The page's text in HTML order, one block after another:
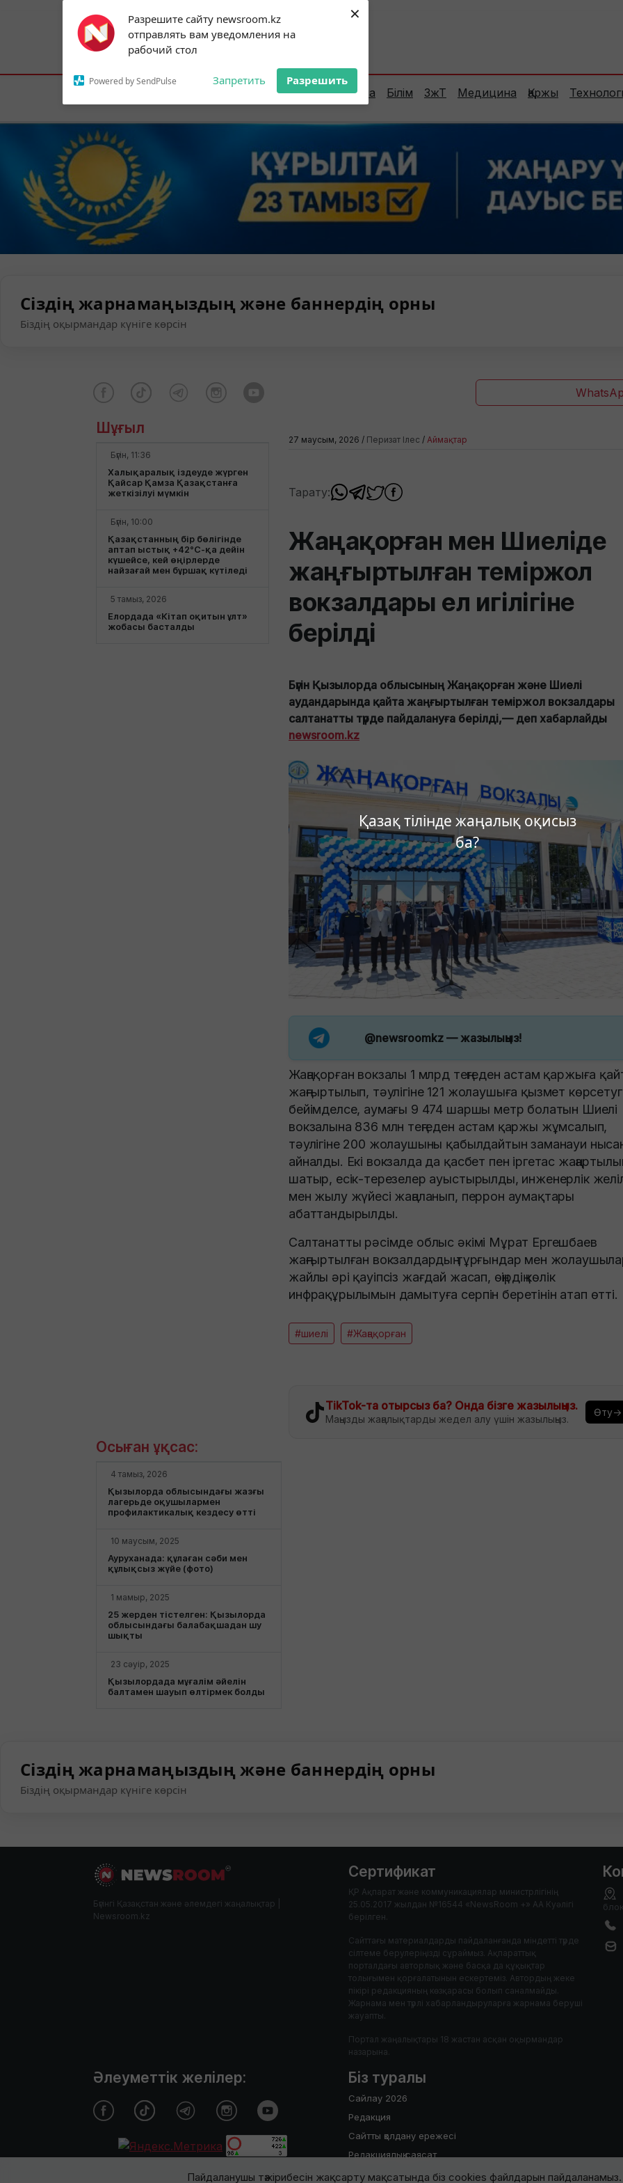
Разрешите сайту newsroom.kz
отправлять вам уведомления на
рабочий стол
Powered by SendPulse Запретить Разрешить
×
Қазақ тілінде жаңалық оқисыз
ба?
Subscribe to our
notifications!
To enable permission prompts, click on
the notification icon
Пайдаланушы тәжірибесін жақсарту мақсатында біз cookies файлдарын пайдаланамыз.
Астана:26°C Алматы:30°C Шымкент:
Елорда Сараптама Білім ЗжТ Медицина Қаржы
Сіздің жарнамаңыздың және баннердің орны
Біздің оқырмандар күніге көрсін
Шұғыл
Бүгін, 11:36
Халықаралық іздеуде жүрген
Қайсар Қамза Қазақстанға
жеткізілуі мүмкін
Бүгін, 10:00
Қазақстанның бір бөлігінде
аптап ыстық +42°С-қа дейін
күшейсе, кей өңірлерде
найзағай мен бұршақ күтіледі
5 тамыз, 2026
Елордада «Кітап оқитын ұлт»
жобасы басталды
27 маусым, 2026 / Перизат Ілес / Аймақтар
Тарату:
Жаңақорған мен Шиеліде
жаңғыртылған теміржол
вокзалдары ел игілігіне
берілді
Бүгін Қызылорда облысының Жаңақорған және Шиелі
аудандарында қайта жаңғыртылған теміржол вокзалдары
салтанатты түрде пайдалануға берілді,— деп хабарлайды
newsroom.kz
@newsroomkz— жазылыңыз!
Жаңақорған вокзалы 1 млрд теңгеден астам қаржыға
жаңғыртылып, тәулігіне 121 жолаушыға қызмет
бейімделсе, аумағы 9 474 шаршы метр болатын Шиелі
вокзалына 836 млн теңгеден астам қаржы жұмсалып,
тәулігіне 200 жолаушыны қабылдайтын заманауи
айналды. Екі вокзалда да қасбет пен іргетас
шатыр, есік-терезелер ауыстырылды, инженерлік
мен жылу жүйесі жаңаланып, перрон аумақтары
абаттандырылды.
Салтанатты рәсімде облыс әкімі Мұрат Ергешбаев
жаңғыртылған вокзалдардың тұрғындар мен
жайлы әрі қауіпсіз жағдай жасап, өңірдің көлік
инфрақұрылымын дамытуға серпін беретінін атап өтті.
#шиелі #Жаңақорған
TikTok-та отырсыз ба? Онда бізге жазылыңыз.
Маңызды жаңалықтарды жедел алу үшін жазылыңыз.
Өту→
Осыған ұқсас:
4 тамыз, 2026
Қызылорда облысындағы жазғы
лагерьде оқушылармен
профилактикалық кездесу өтті
10 маусым, 2025
Ауруханада: құлаған сәби мен
құлықсыз жүйе (фото)
1 мамыр, 2025
25 жерден тістелген: Қызылорда
облысындағы балабақшадан шу
шықты
23 сәуір, 2025
Қызылордада мұғалім әйелін
балтамен шауып өлтірмек болды
Сіздің жарнамаңыздың және баннердің орны
Біздің оқырмандар күніге көрсін
Бүгінгі Қазақстан және әлемдегі жаңалықтар |
Newsroom.kz
Сертификат
ҚР Ақпарат және коммуникациялар министрлігінің
25.05.2017 жылдан №16544 «NewsRoom +» АА Куәлігі
берілген.
Сайттағы материалдарды пайдаланғанда міндетті түрде
сілтеме берулеріңізді сұраймыз. Ақпараттық
порталдағы авторлық және басқа да құқықтар
толығымен қорғалатынын ескертеміз. Автордың жеке
пікірі редакцияның көзқарасы болып саналмайды.
Жарнама мен түрлі хабарландыруларға жарнама беруші
жауапты.
Портал жаңалықтары 18 жастан асқан оқырмандар
назарына.
Біз туралы
Сайлау 2026
Редакция
Сайтты қолдану ережесі
Редакциялық саясат
Әлеуметтік желілер: